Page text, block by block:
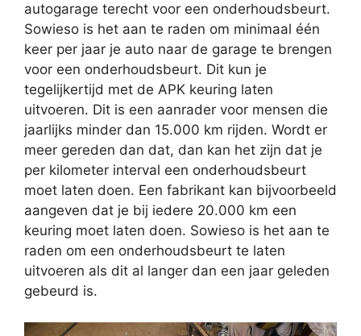
autogarage terecht voor een onderhoudsbeurt.
Sowieso is het aan te raden om minimaal één
keer per jaar je auto naar de garage te brengen
voor een onderhoudsbeurt. Dit kun je
tegelijkertijd met de APK keuring laten
uitvoeren. Dit is een aanrader voor mensen die
jaarlijks minder dan 15.000 km rijden. Wordt er
meer gereden dan dat, dan kan het zijn dat je
per kilometer interval een onderhoudsbeurt
moet laten doen. Een fabrikant kan bijvoorbeeld
aangeven dat je bij iedere 20.000 km een
keuring moet laten doen. Sowieso is het aan te
raden om een onderhoudsbeurt te laten
uitvoeren als dit al langer dan een jaar geleden
gebeurd is.